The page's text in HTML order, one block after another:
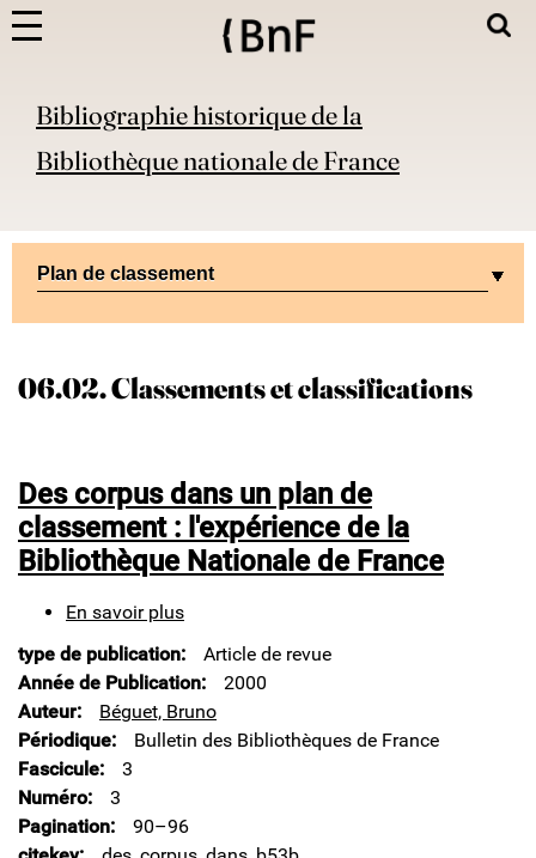
Bibliographie historique de la
Bibliothèque nationale de France
Plan de classement
06.02. Classements et classifications
Des corpus dans un plan de
classement : l'expérience de la
Bibliothèque Nationale de France
En savoir plus
corpus
dans
un
plan
de
l'expérience
de
type de publication
Article de revue
Année de Publication
2000
Auteur
Béguet, Bruno
Périodique
Bulletin des Bibliothèques de France
Fascicule
3
Numéro
3
Pagination
90–96